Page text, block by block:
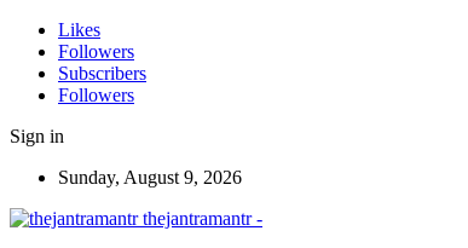
Likes
Followers
Subscribers
Followers
Sign in
Sunday, August 9, 2026
thejantramantr -